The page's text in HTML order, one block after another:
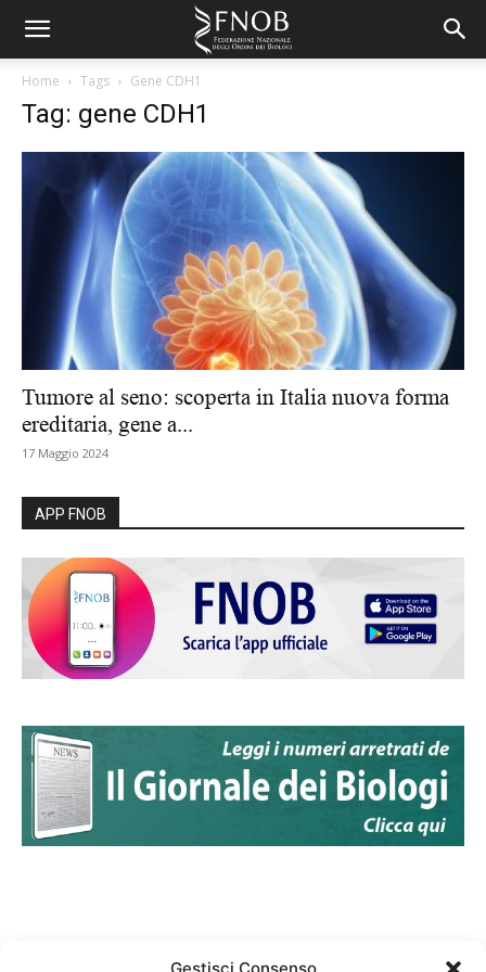
Home Tags Gene CDH1
Tag: gene CDH1
Tumore al seno: scoperta in Italia nuova forma
ereditaria, gene a...
17 Maggio 2024
APP FNOB